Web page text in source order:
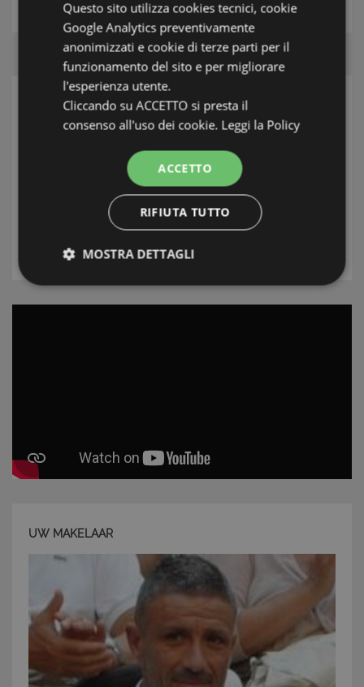
ZOEK
UW MAKELAAR
Questo sito utilizza cookies tecnici, cookie
Google Analytics preventivamente
anonimizzati e cookie di terze parti per il
funzionamento del sito e per migliorare
l'esperienza utente.
Cliccando su ACCETTO si presta il
consenso all'uso dei cookie. Leggi la Policy
ACCETTO
RIFIUTA TUTTO
MOSTRA DETTAGLI
Strettamente necessari e Statistiche
degli utenti e la gestione dell'account. Il sito Web
non può essere utilizzato correttamente senza i
cookie strettamente necessari.
PHPSESSID